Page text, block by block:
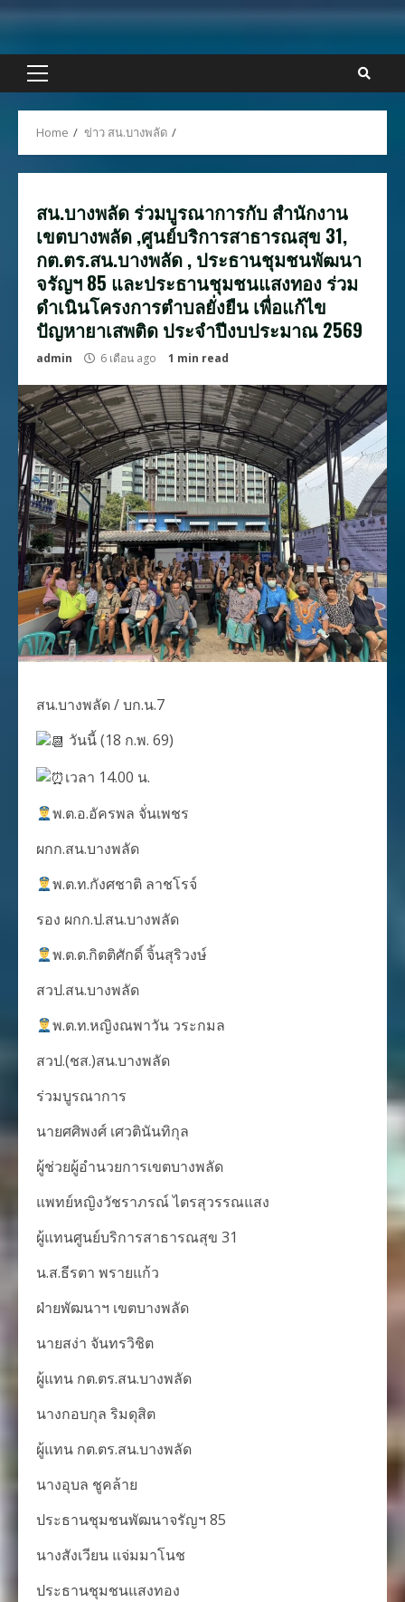
Skip
content
Primary
Home ข่าว สน.บางพลัด
สน.บางพลัด ร่วมบูรณาการกับ สำนักงาน
เขตบางพลัด ,ศูนย์บริการสาธารณสุข 31,
กต.ตร.สน.บางพลัด , ประธานชุมชนพัฒนา
จรัญฯ 85 และประธานชุมชนแสงทอง ร่วม
ดำเนินโครงการตำบลยั่งยืน เพื่อแก้ไข
ปัญหายาเสพติด ประจำปีงบประมาณ 2569
admin 6 เดือน ago 1 min read
สน.บางพลัด / บก.น.7
วันนี้ (18 ก.พ. 69)
เวลา 14.00 น.
‍พ.ต.อ.อัครพล จั่นเพชร
ผกก.สน.บางพลัด
‍พ.ต.ท.กังศชาติ ลาชโรจ์
รอง ผกก.ป.สน.บางพลัด
‍พ.ต.ต.กิตติศักดิ์ จิ้นสุริวงษ์
สวป.สน.บางพลัด
‍พ.ต.ท.หญิงณพาวัน วระกมล
สวป.(ชส.)สน.บางพลัด
ร่วมบูรณาการ
นายศศิพงศ์ เศวตินันทิกุล
ผู้ช่วยผู้อำนวยการเขตบางพลัด
แพทย์หญิงวัชราภรณ์ ไตรสุวรรณแสง
ผู้แทนศูนย์บริการสาธารณสุข 31
น.ส.ธีรตา พรายแก้ว
ฝ่ายพัฒนาฯ เขตบางพลัด
นายสง่า จันทรวิชิต
ผู้แทน กต.ตร.สน.บางพลัด
นางกอบกุล ริมดุสิต
ผู้แทน กต.ตร.สน.บางพลัด
นางอุบล ชูคล้าย
ประธานชุมชนพัฒนาจรัญฯ 85
นางสังเวียน แจ่มมาโนช
ประธานชุมชนแสงทอง